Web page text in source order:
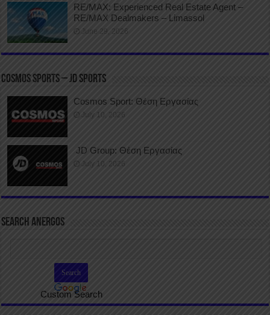
RE/MAX: Experienced Real Estate Agent –
RE/MAX Dealmakers – Limassol
June 29, 2026
COSMOS SPORTS – JD SPORTS
Cosmos Sport: Θέση Εργασίας
July 10, 2026
JD Group: Θέση Εργασίας
July 10, 2026
SEARCH ANERGOS
Custom Search